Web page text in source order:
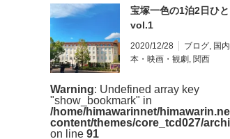
宝塚一色の1泊2日ひ
vol.1
2020/12/28 ブログ, 国内
本・映画・観劇 , 関西
Warning: Undefined array key
"show_bookmark" in
/home/himawarinnet/
content/themes/core_tcd027/
on line 91